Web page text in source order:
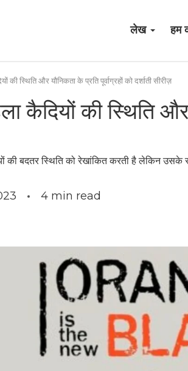
लेख हम
स्थिति और यौनिकता के प्रति पूर्वाग्रहों को दर्शाती सीरीज़
की स्थिति और
बदतर स्थिति को रेखांकित करती है लेकिन उसके
4 min read